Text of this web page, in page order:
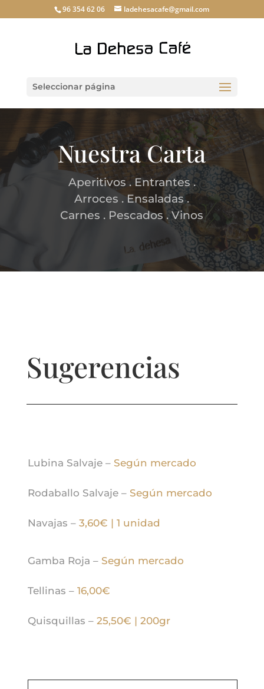
96 354 62 06 ladehesacafe@gmail.com
Seleccionar página
Nuestra Carta
Aperitivos . Entrantes .
Arroces . Ensaladas .
Carnes . Pescados . Vinos
Sugerencias
Lubina Salvaje – Según mercado
Rodaballo Salvaje – Según mercado
Navajas – 3,60€ | 1 unidad
Gamba Roja – Según mercado
Tellinas – 16,00€
Quisquillas – 25,50€ | 200gr